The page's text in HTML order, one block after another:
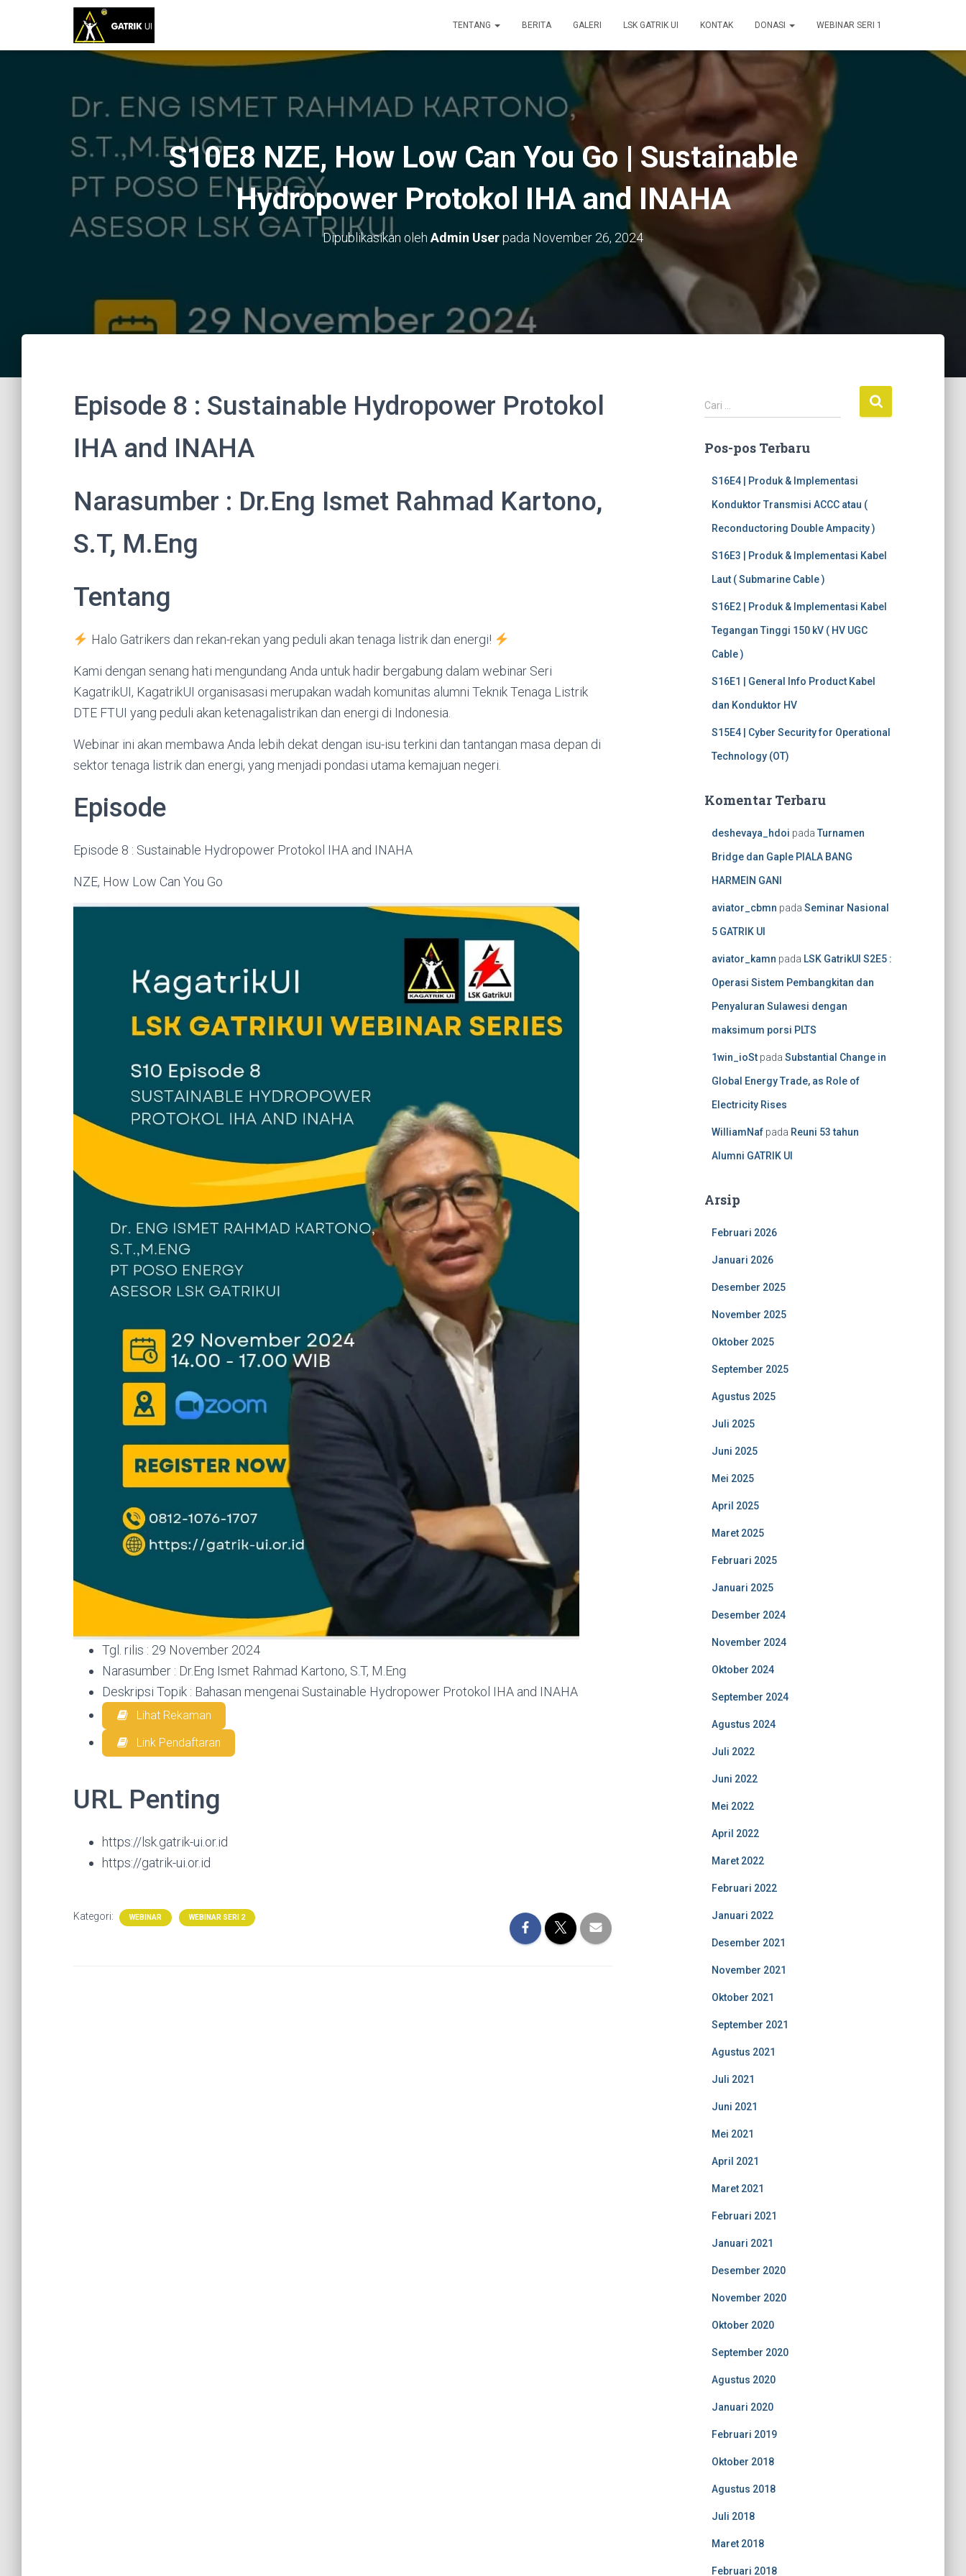
TENTANG BERITA GALERI LSK GATRIK UI KONTAK DONASI WEBINAR SERI 1
S10E8 NZE, How Low Can You Go | Sustainable
Hydropower Protokol IHA and INAHA
Dipublikasikan oleh Admin Userpada November 26, 2024
Episode 8 : Sustainable Hydropower Protokol
IHA and INAHA
Narasumber : Dr.Eng Ismet Rahmad Kartono,
S.T, M.Eng
Tentang
Halo Gatrikers dan rekan-rekan yang peduli akan tenaga listrik dan energi!
Kami dengan senang hati mengundang Anda untuk hadir bergabung dalam webinar Seri
KagatrikUI, KagatrikUI organisasasi merupakan wadah komunitas alumni Teknik Tenaga Listrik
DTE FTUI yang peduli akan ketenagalistrikan dan energi di Indonesia.
Webinar ini akan membawa Anda lebih dekat dengan isu-isu terkini dan tantangan masa depan di
sektor tenaga listrik dan energi, yang menjadi pondasi utama kemajuan negeri.
Episode
Episode 8 : Sustainable Hydropower Protokol IHA and INAHA
NZE, How Low Can You Go
Tgl. rilis : 29 November 2024
Narasumber : Dr.Eng Ismet Rahmad Kartono, S.T, M.Eng
Deskripsi Topik : Bahasan mengenai Sustainable Hydropower Protokol IHA and INAHA
Lihat Rekaman
Link Pendaftaran
URL Penting
https://lsk.gatrik-ui.or.id
https://gatrik-ui.or.id
Kategori: WEBINAR WEBINAR SERI 2
C
a
i
Cari …
Pos-pos Terbaru
S16E4 | Produk & Implementasi
Konduktor Transmisi ACCC atau (
Reconductoring Double Ampacity )
S16E3 | Produk & Implementasi Kabel
Laut ( Submarine Cable )
S16E2 | Produk & Implementasi Kabel
Tegangan Tinggi 150 kV ( HV UGC
Cable )
S16E1 | General Info Product Kabel
dan Konduktor HV
S15E4 | Cyber Security for Operational
Technology (OT)
Komentar Terbaru
deshevaya_hdoi pada Turnamen
Bridge dan Gaple PIALA BANG
HARMEIN GANI
aviator_cbmn pada Seminar Nasional
5 GATRIK UI
aviator_kamn pada LSK GatrikUI S2E5 :
Operasi Sistem Pembangkitan dan
Penyaluran Sulawesi dengan
maksimum porsi PLTS
1win_ioStpada Substantial Change in
Global Energy Trade, as Role of
Electricity Rises
WilliamNafpada Reuni 53 tahun
Alumni GATRIK UI
Arsip
Februari 2026
Januari 2026
Desember 2025
November 2025
Oktober 2025
September 2025
Agustus 2025
Juli 2025
Juni 2025
Mei 2025
April 2025
Maret 2025
Februari 2025
Januari 2025
Desember 2024
November 2024
Oktober 2024
September 2024
Agustus 2024
Juli 2022
Juni 2022
Mei 2022
April 2022
Maret 2022
Februari 2022
Januari 2022
Desember 2021
November 2021
Oktober 2021
September 2021
Agustus 2021
Juli 2021
Juni 2021
Mei 2021
April 2021
Maret 2021
Februari 2021
Januari 2021
Desember 2020
November 2020
Oktober 2020
September 2020
Agustus 2020
Januari 2020
Februari 2019
Oktober 2018
Agustus 2018
Juli 2018
Maret 2018
Februari 2018